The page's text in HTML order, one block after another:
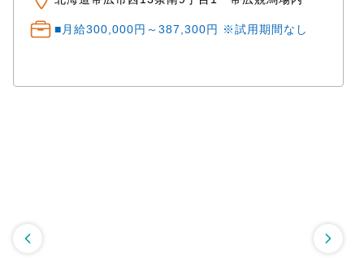
■月給300,000円～387,300円 ※試用期間なし